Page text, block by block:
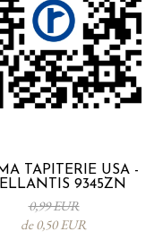
TAPITERIE USA -
9345ZN
0,99 EUR
de 0,50 EUR